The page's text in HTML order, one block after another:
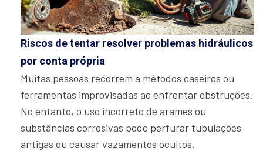
Riscos de tentar resolver problemas hidráulicos
por conta própria
Muitas pessoas recorrem a métodos caseiros ou
ferramentas improvisadas ao enfrentar obstruções.
No entanto, o uso incorreto de arames ou
substâncias corrosivas pode perfurar tubulações
antigas ou causar vazamentos ocultos.